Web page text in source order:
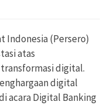
Indonesia (Persero)
atas
digital.
digital
acara Digital Banking